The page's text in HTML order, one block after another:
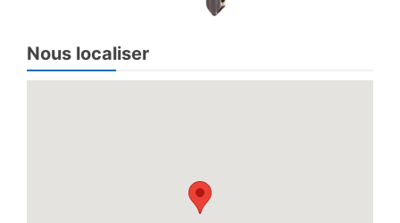
Nous localiser